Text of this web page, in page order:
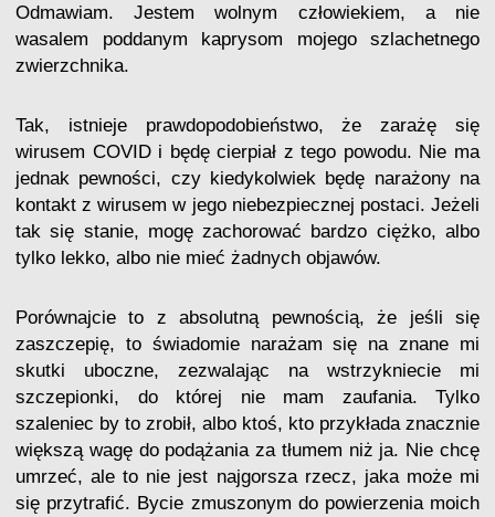
Odmawiam. Jestem wolnym człowiekiem, a nie
wasalem poddanym kaprysom mojego szlachetnego
zwierzchnika.
Tak, istnieje prawdopodobieństwo, że zarażę się
wirusem COVID i będę cierpiał z tego powodu. Nie ma
jednak pewności, czy kiedykolwiek będę narażony na
kontakt z wirusem w jego niebezpiecznej postaci. Jeżeli
tak się stanie, mogę zachorować bardzo ciężko, albo
tylko lekko, albo nie mieć żadnych objawów.
Porównajcie to z absolutną pewnością, że jeśli się
zaszczepię, to świadomie narażam się na znane mi
skutki uboczne, zezwalając na wstrzykniecie mi
szczepionki, do której nie mam zaufania. Tylko
szaleniec by to zrobił, albo ktoś, kto przykłada znacznie
większą wagę do podążania za tłumem niż ja. Nie chcę
umrzeć, ale to nie jest najgorsza rzecz, jaka może mi
się przytrafić. Bycie zmuszonym do powierzenia moich